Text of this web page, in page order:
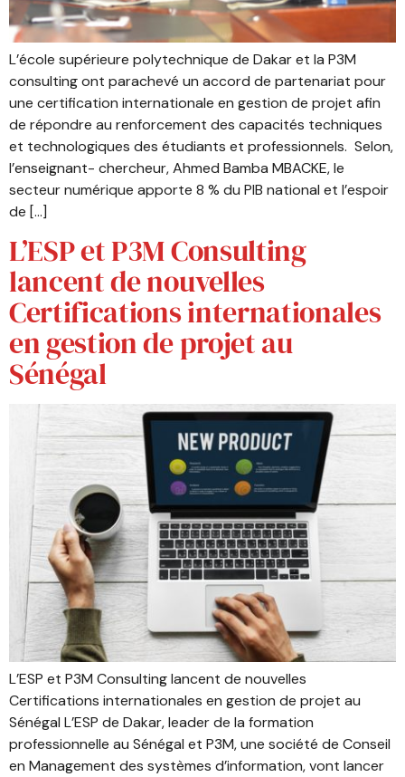
L’école supérieure polytechnique de Dakar et la P3M
consulting ont parachevé un accord de partenariat pour
une certification internationale en gestion de projet afin
de répondre au renforcement des capacités techniques
et technologiques des étudiants et professionnels. Selon,
l’enseignant- chercheur, Ahmed Bamba MBACKE, le
secteur numérique apporte 8 % du PIB national et l’espoir
de […]
L’ESP et P3M Consulting
lancent de nouvelles
Certifications internationales
en gestion de projet au
Sénégal
L’ESP et P3M Consulting lancent de nouvelles
Certifications internationales en gestion de projet au
Sénégal L’ESP de Dakar, leader de la formation
professionnelle au Sénégal et P3M, une société de Conseil
en Management des systèmes d’information, vont lancer